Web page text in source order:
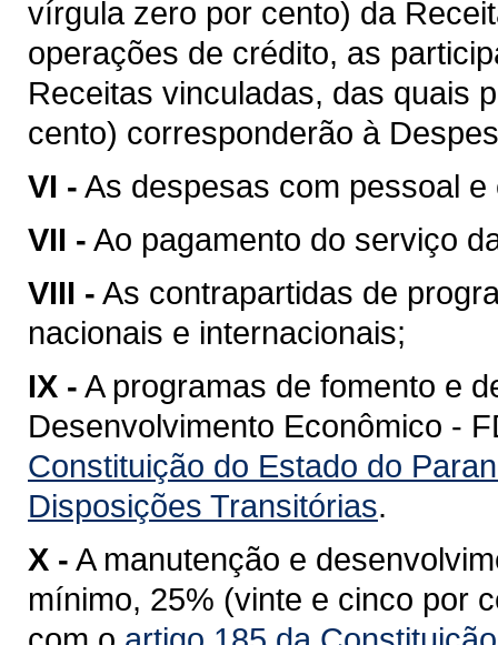
vírgula zero por cento) da
operações de crédito, as
Receitas vinculadas, das quais
cento) corresponderão à
VI - As despesas com pessoal
VII - Ao pagamento do serviço
VIII - As contrapartidas de
nacionais e internacionais;
IX - A programas de fomento e
Desenvolvimento Econômico -
Constituição do Estado do
Disposições Transitórias.
X - A manutenção e
mínimo, 25% (vinte e cinco por